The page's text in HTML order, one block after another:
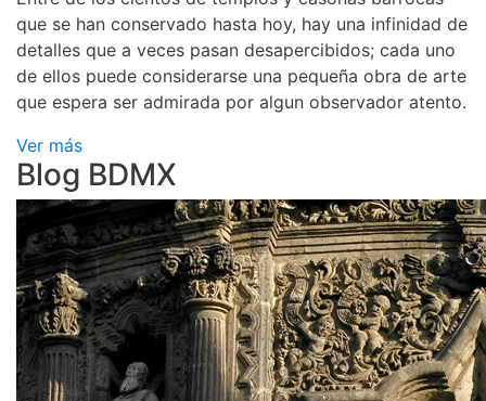
que se han conservado hasta hoy, hay una infinidad de
detalles que a veces pasan desapercibidos; cada uno
de ellos puede considerarse una pequeña obra de arte
que espera ser admirada por algun observador atento.
Ver más
Blog BDMX